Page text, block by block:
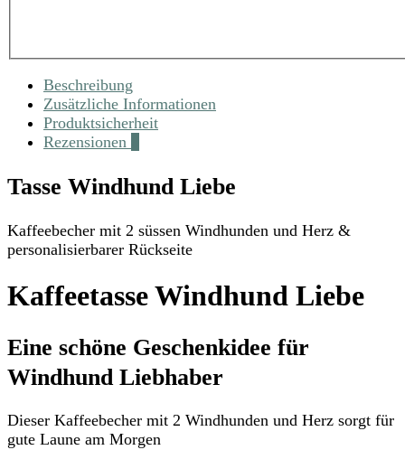
Beschreibung
Zusätzliche Informationen
Produktsicherheit
Rezensionen
Tasse Windhund Liebe
Kaffeebecher mit 2 süssen Windhunden und Herz &
personalisierbarer Rückseite
Kaffeetasse Windhund Liebe
Eine schöne Geschenkidee für
Windhund Liebhaber
Dieser Kaffeebecher mit 2 Windhunden und Herz sorgt für
gute Laune am Morgen